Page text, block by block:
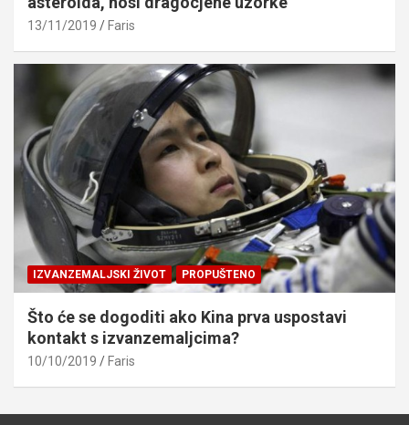
13/11/2019 Faris
IZVANZEMALJSKI ŽIVOT PROPUŠTENO
Što će se dogoditi ako Kina prva uspostavi
kontakt s izvanzemaljcima?
10/10/2019 Faris